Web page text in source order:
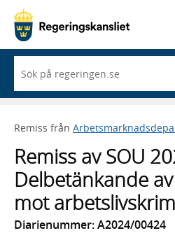
du
börjar
skriva
framträder
lista
med
sökförslag
Remiss från
Remiss av SOU
Delbetänkande
mot
Diarienummer: A2024/00424